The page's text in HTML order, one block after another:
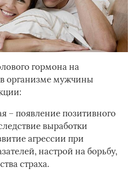
гормона на
организме мужчины
– появление позитивного
выработки
агрессии при
настрой на борьбу,
страха.